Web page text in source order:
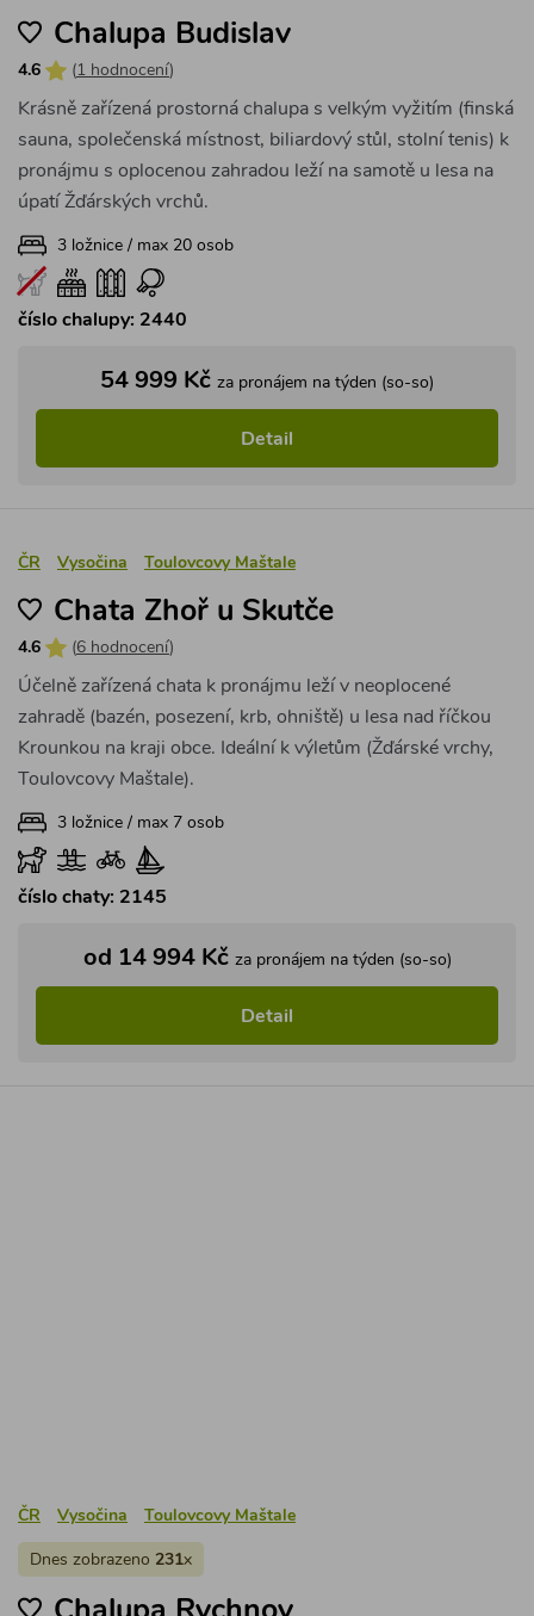
Chalupa Budislav
4.6 (1 hodnocení)
Krásně zařízená prostorná chalupa s velkým vyžitím (finská
sauna, společenská místnost, biliardový stůl, stolní tenis) k
pronájmu s oplocenou zahradou leží na samotě u lesa na
úpatí Žďárských vrchů.
3 ložnice / max 20 osob
číslo chalupy: 2440
54 999 Kč za pronájem na týden (so-so)
Detail
ČR Vysočina Toulovcovy Maštale
Chata Zhoř u Skutče
4.6 (6 hodnocení)
Účelně zařízená chata k pronájmu leží v neoplocené
zahradě (bazén, posezení, krb, ohniště) u lesa nad říčkou
Krounkou na kraji obce. Ideální k výletům (Žďárské vrchy,
Toulovcovy Maštale).
3 ložnice / max 7 osob
číslo chaty: 2145
od 14 994 Kč za pronájem na týden (so-so)
Detail
ČR Vysočina Toulovcovy Maštale
Dnes zobrazeno 231x